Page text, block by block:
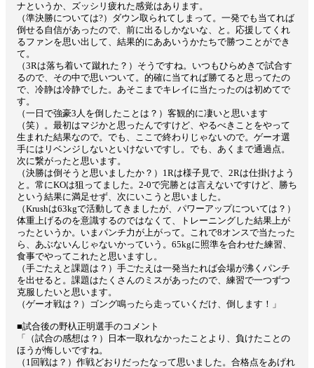
ナというか、ズッシリ疲れた感覚はあります。
（準決勝については?）ダウン取られてしまって。一発でも当てれば
倒せる自信があったので、前に出るしかないな、と。応援してくれ
るファンを思い出して、結果的にああいうかたちで勝つことができ
て。
（3Rは落ち着いて蹴れた？）そうですね。いつもひらめきで試合す
るので、その中で思いついて。的確に当てれば勝てると思ってたの
で、冷静は冷静でした。あそこまでキレイに当たったのは初めてで
す。
（一日で強豪3人を倒したことは？）客観的に凄いと思います
（笑）。最初はマジかと思ったんですけど、やるべきことをやって
生まれた結果なので。でも、ここで終わりじゃないので。ゲーオ選
手にはリベンジしないといけないですし。でも、あくまで通過点。
次に繋がったと思います。
（決勝は倒そうと思いましたか？）1Rは様子見で、2Rは仕掛けよう
と。常にKOは狙ってました。2-0で完勝とは言えないですけど、勝ち
という結果に満足せず、次にいこうと思いました。
（Krushは63kgで活動してきましたが、パワーアップについては？）
体重上げるのを意識するのではなくて、トレーニングした結果上が
ったというか。いまパンチ力が上がって。これで8オンスで当たった
ら、あぶないんじゃないかっていう。65kgに照準を合わせた練習、
食事でやってこれたと思いますし。
（手ごたえと課題は？）手ごたえは一発当たれば会場が沸くパンチ
を出せると。課題はたくさんのミスがあったので、練習で一つずつ
克服したいと思います。
（ゲーオ戦は？）ゴング鳴ったら走っていくだけ、倒します！」
■試合後の野杁正明選手のコメント
「（試合の感想は？）日本一取れなかったことより、負けたことの
ほうが悔しいですね。
（1回戦は？）作戦どおりだったなって思いました。合格点をあげれ